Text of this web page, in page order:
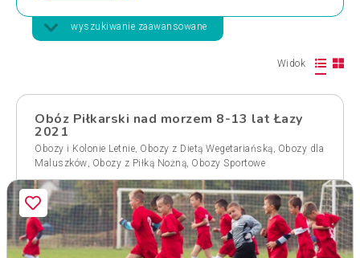
wyszukiwanie zaawansowane
Widok
Obóz Piłkarski nad morzem 8-13 lat Łazy
2021
Obozy i Kolonie Letnie, Obozy z Dietą Wegetariańską, Obozy dla
Maluszków, Obozy z Piłką Nożną, Obozy Sportowe